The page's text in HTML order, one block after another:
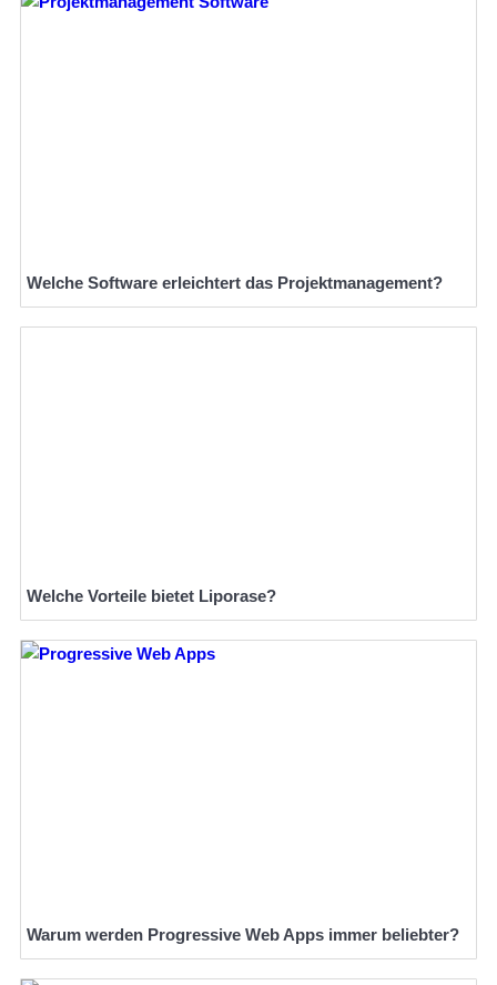
Welche Software erleichtert das Projektmanagement?
Welche Vorteile bietet Liporase?
Warum werden Progressive Web Apps immer beliebter?